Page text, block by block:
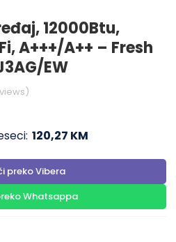
12000Btu,
A+++/A++ – Fresh
EW
120,27 KM
preko Vibera
Whatsappa